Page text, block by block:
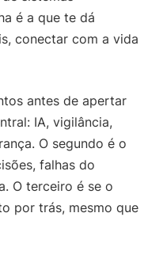
é a que te dá
conectar com a vida
antes de apertar
IA, vigilância,
O segundo é o
falhas do
O terceiro é se o
por trás, mesmo que